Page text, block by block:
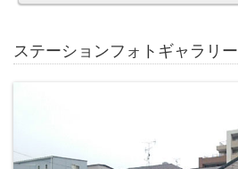
ステーションフォトギャラリー